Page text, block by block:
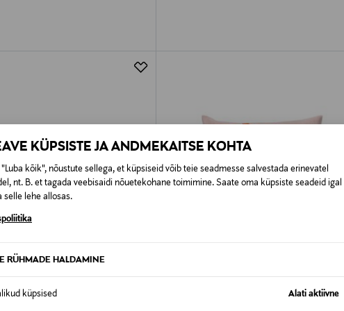
KÜPSISTE JA ANDMEKAITSE KOHTA
"Luba kõik", nõustute sellega, et küpsiseid võib teie seadmesse salvestada erinevatel
nt. B. et tagada veebisaidi nõuetekohane toimimine. Saate oma küpsiste seadeid igal
selle lehe allosas.
RÜHMADE HALDAMINE
küpsised Alati aktiivne
43%